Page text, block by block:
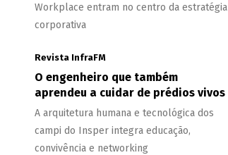
Workplace entram no centro da estratégia
corporativa
Revista InfraFM
O engenheiro que também
aprendeu a cuidar de prédios vivos
A arquitetura humana e tecnológica dos
campi do Insper integra educação,
convivência e networking